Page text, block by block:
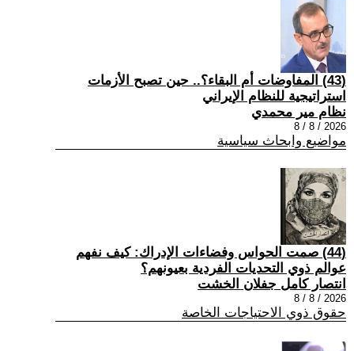
(43) المفاوضات أم البقاء؟.. حين تصبح الأزمات
استراتيجية للنظام الإيراني
نظام مير محمدي
2026 / 8 / 8
مواضيع وابحاث سياسية
(44) صمت الحواس وفضاءات الإدراك: كيف نفهم
عوالم ذوي التحديات الفردية بعيونهم؟
انتصار كامل جفلان الخشت
2026 / 8 / 8
حقوق ذوي الاحتياجات الخاصة